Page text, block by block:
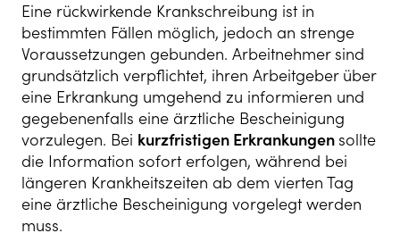
Eine rückwirkende Krankschreibung ist in
bestimmten Fällen möglich, jedoch an strenge
Voraussetzungen gebunden. Arbeitnehmer sind
grundsätzlich verpflichtet, ihren Arbeitgeber über
eine Erkrankung umgehend zu informieren und
gegebenenfalls eine ärztliche Bescheinigung
vorzulegen. Bei kurzfristigen Erkrankungen sollte
die Information sofort erfolgen, während bei
längeren Krankheitszeiten ab dem vierten Tag
eine ärztliche Bescheinigung vorgelegt werden
muss.